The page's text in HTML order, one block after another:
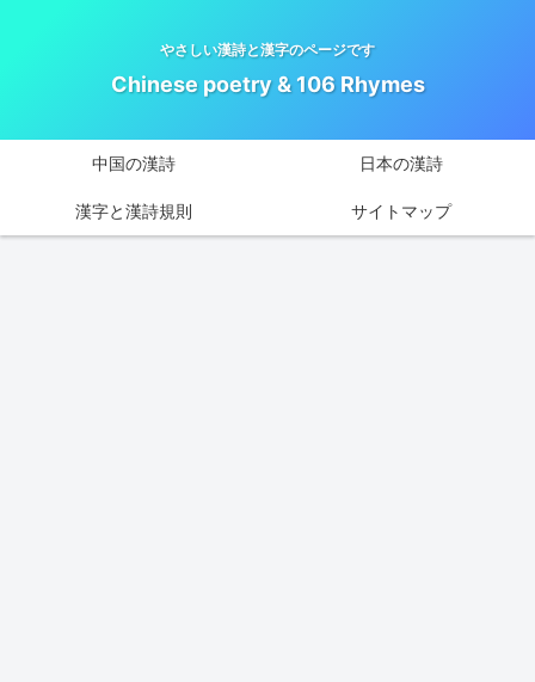
やさしい漢詩と漢字のページです
Chinese poetry & 106 Rhymes
中国の漢詩 日本の漢詩
漢字と漢詩規則 サイトマップ